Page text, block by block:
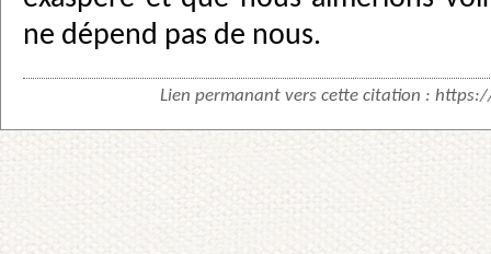
ne dépend pas de nous.
Lien permanant vers cette citation :